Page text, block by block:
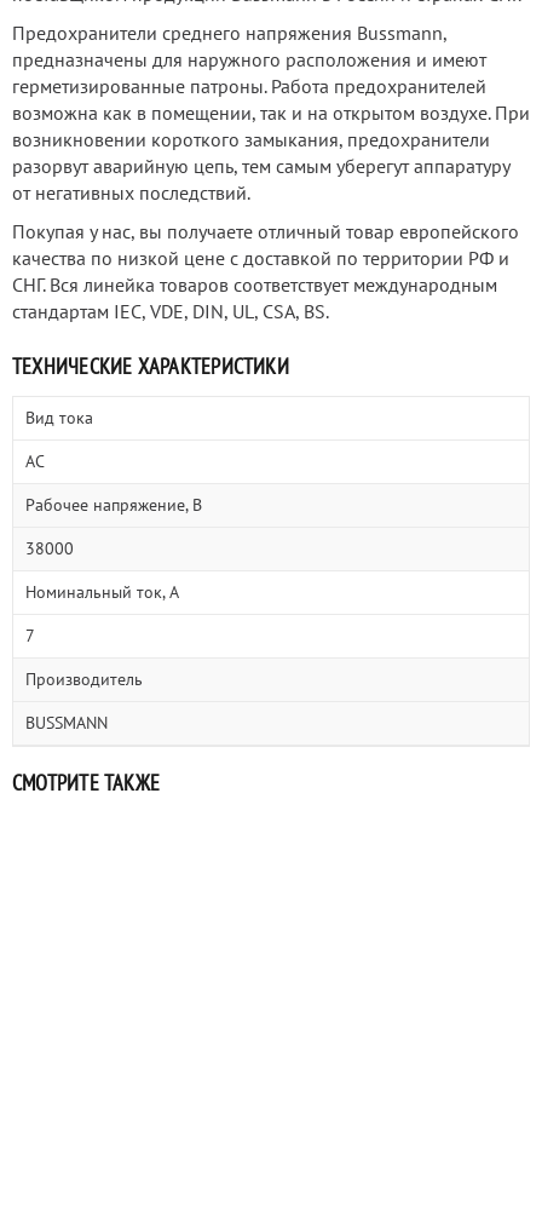
Предохранители среднего напряжения Bussmann,
предназначены для наружного расположения и имеют
герметизированные патроны. Работа предохранителей
возможна как в помещении, так и на открытом воздухе. При
возникновении короткого замыкания, предохранители
разорвут аварийную цепь, тем самым уберегут аппаратуру
от негативных последствий.
Покупая у нас, вы получаете отличный товар европейского
качества по низкой цене с доставкой по территории РФ и
СНГ. Вся линейка товаров соответствует международным
стандартам IEC, VDE, DIN, UL, CSA, BS.
ТЕХНИЧЕСКИЕ ХАРАКТЕРИСТИКИ
Вид тока
AC
Рабочее напряжение, В
38000
Номинальный ток, А
7
Производитель
BUSSMANN
СМОТРИТЕ ТАКЖЕ